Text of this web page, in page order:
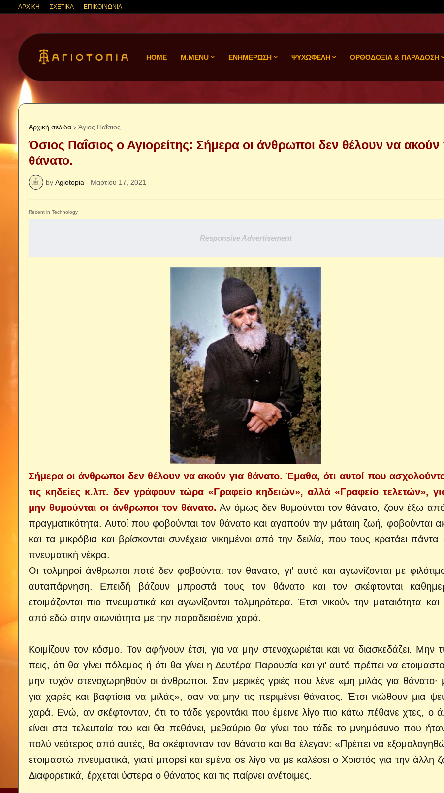
ΑΡΧΙΚΗ ΣΧΕΤΙΚΑ ΕΠΙΚΟΙΝΩΝΙΑ
HOME M.MENU ΕΝΗΜΕΡΩΣΗ ΨΥΧΩΦΕΛΗ ΟΡΘΟΔΟΞΙΑ & ΠΑΡΑΔΟΣΗ
Αρχική σελίδα Άγιος Παΐσιος
Όσιος Παΐσιος ο Αγιορείτης: Σήμερα οι άνθρωποι δεν θέλουν να ακούν
θάνατο.
by Agiotopia - Μαρτίου 17, 2021
Recent in Technology
Responsive Advertisement
Σήμερα οι άνθρωποι δεν θέλουν να ακούν για θάνατο. Έμαθα, ότι αυτοί που
τις κηδείες κ.λπ. δεν γράφουν τώρα «Γραφείο κηδειών», αλλά «Γραφείο τελετών»,
μην θυμούνται οι άνθρωποι τον θάνατο. Αν όμως δεν θυμούνται τον θάνατο, ζουν έξω
πραγματικότητα. Αυτοί που φοβούνται τον θάνατο και αγαπούν την μάταιη ζωή, φοβούνται
και τα μικρόβια και βρίσκονται συνέχεια νικημένοι από την δειλία, που τους κρατάει πάντα
πνευματική νέκρα.
Οι τολμηροί άνθρωποι ποτέ δεν φοβούνται τον θάνατο, γι’ αυτό και αγωνίζονται με
αυταπάρνηση. Επειδή βάζουν μπροστά τους τον θάνατο και τον σκέφτονται
ετοιμάζονται πιο πνευματικά και αγωνίζονται τολμηρότερα. Έτσι νικούν την ματαιότητα και
από εδώ στην αιωνιότητα με την παραδεισένια χαρά.
Κοιμίζουν τον κόσμο. Τον αφήνουν έτσι, για να μην στενοχωριέται και να διασκεδάζει. Μην
πεις, ότι θα γίνει πόλεμος ή ότι θα γίνει η Δευτέρα Παρουσία και γι’ αυτό πρέπει να
μην τυχόν στενοχωρηθούν οι άνθρωποι. Σαν μερικές γριές που λένε «μη μιλάς για θάνατο∙
για χαρές και βαφτίσια να μιλάς», σαν να μην τις περιμένει θάνατος. Έτσι νιώθουν μια
χαρά. Ενώ, αν σκέφτονταν, ότι το τάδε γεροντάκι που έμεινε λίγο πιο κάτω πέθανε χτες, ο
είναι στα τελευταία του και θα πεθάνει, μεθαύριο θα γίνει του τάδε το μνημόσυνο που
πολύ νεότερος από αυτές, θα σκέφτονταν τον θάνατο και θα έλεγαν: «Πρέπει να
ετοιμαστώ πνευματικά, γιατί μπορεί και εμένα σε λίγο να με καλέσει ο Χριστός για την άλλη
Διαφορετικά, έρχεται ύστερα ο θάνατος και τις παίρνει ανέτοιμες.